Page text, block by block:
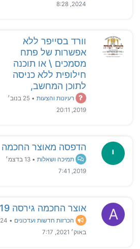
2024, 8:28
וורד בסייפר ללא
אפשרות של פתח
מסמכים \ או תוכנה
חילופית ללא כניסה
לתוכן המחשב,
רעיונות והצעות •
25 בנוב׳
2019, 20:11
י הדפסה מאוצר החכמה
תמיכה ושאלות •
13 בדצמ׳
2019, 7:41
A אוצר החכמה גירסה 19
הכרזות חדשות ועדכונים •
24
באוק׳ 2021, 7:17